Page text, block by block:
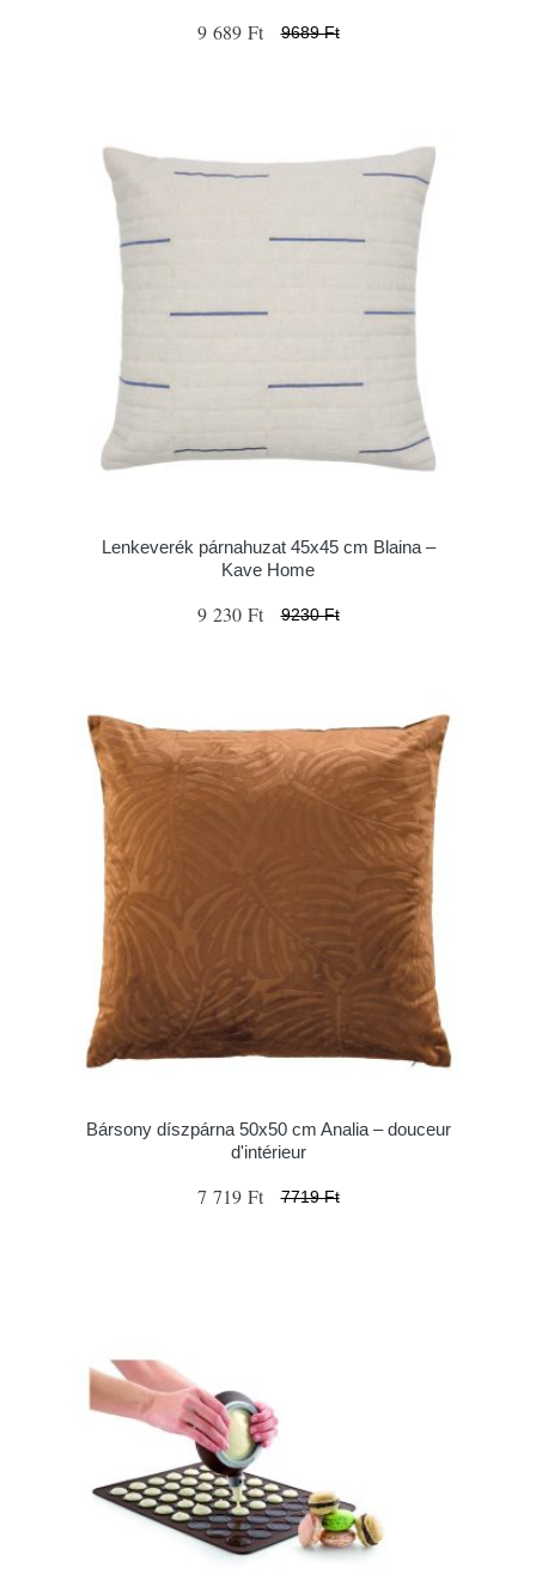
9 689 Ft 9689 Ft
Lenkeverék párnahuzat 45x45 cm Blaina –
Kave Home
9 230 Ft 9230 Ft
Bársony díszpárna 50x50 cm Analia – douceur
d'intérieur
7 719 Ft 7719 Ft